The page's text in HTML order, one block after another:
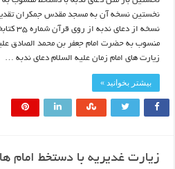
نخستین نسخه آن به مسجد مقدس جمکران
نسخه از
منسوب به حضرت امام جعفر بن محمد الصادق
زیارت های امام زمان علیه السلام دعاى ندبه …
بیشتر بخوانید »
زیارت غدیریه با دستخط